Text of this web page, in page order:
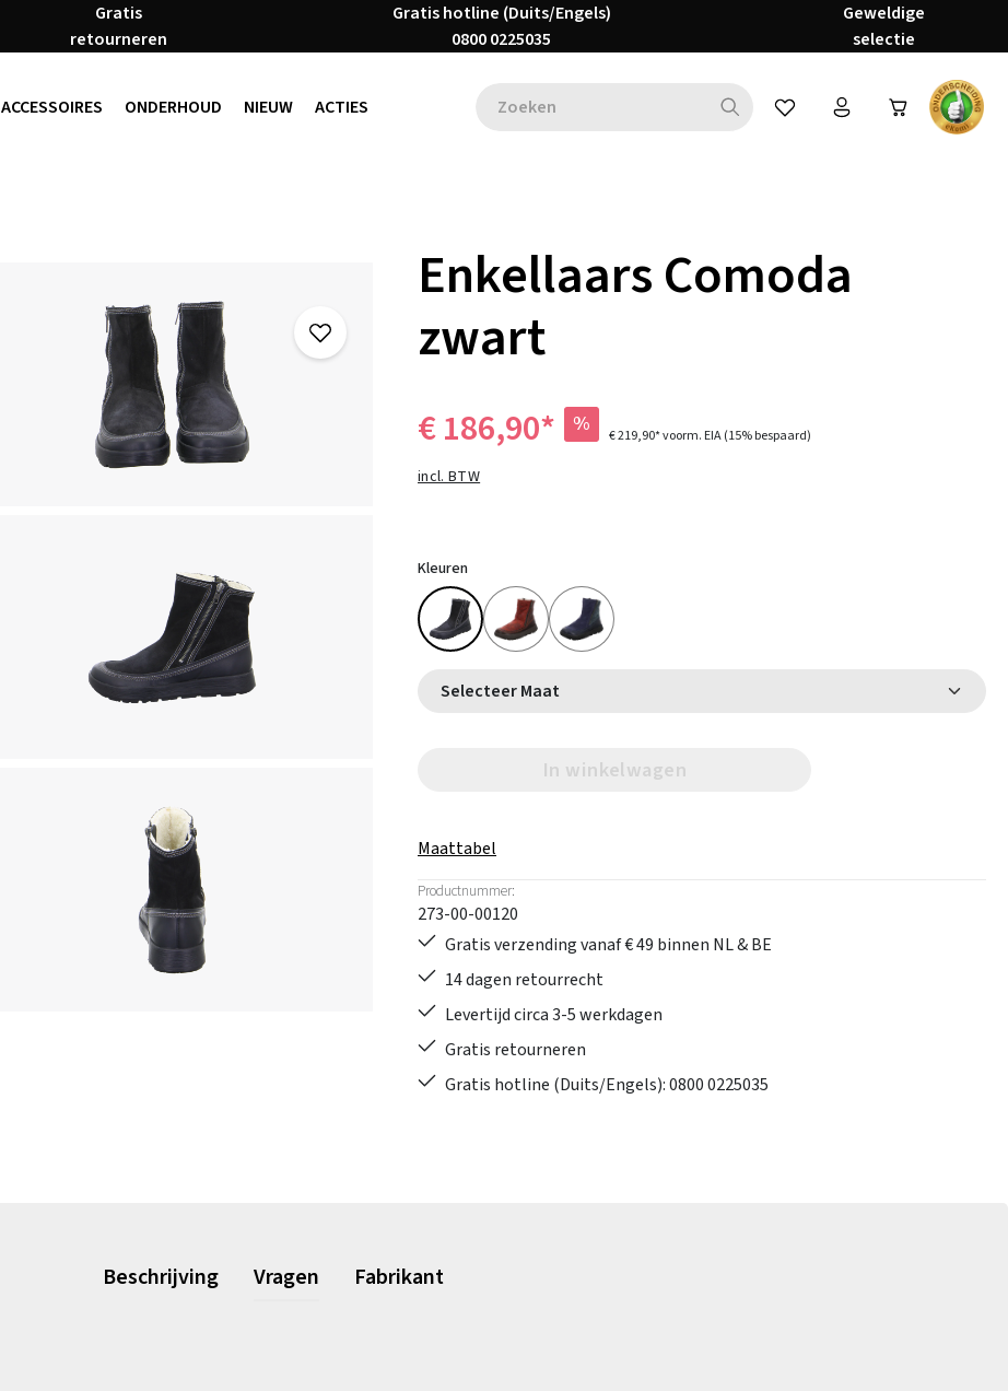
Gratis
retourneren
Gratis hotline (Duits/Engels)
0800 0225035
Geweldige
selectie
ACCESSOIRES ONDERHOUD NIEUW ACTIES Je hebt 0 items op je
Enkellaars Comoda
zwart
€ 186,90* % € 219,90*voorm. EIA(15% bespaard)
incl. BTW
Kleuren
Selecteer Maat
In winkelwagen
Maattabel
Productnummer:
273-00-00120
Gratis verzending vanaf € 49 binnen NL & BE
14 dagen retourrecht
Levertijd circa 3-5 werkdagen
Gratis retourneren
Gratis hotline (Duits/Engels): 0800 0225035
Beschrijving Vragen Fabrikant